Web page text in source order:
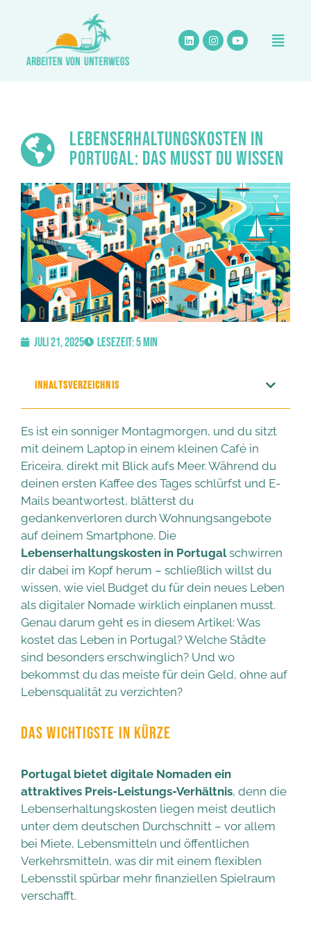
springen
LEBENSERHALTUNGSKOSTEN IN
PORTUGAL: DAS MUSST DU WISSEN
Juli 21, 2025 Lesezeit: 5 Min
INHALTSVERZEICHNIS
Es ist ein sonniger Montagmorgen, und du sitzt
mit deinem Laptop in einem kleinen Café in
Ericeira, direkt mit Blick aufs Meer. Während du
deinen ersten Kaffee des Tages schlürfst und E-
Mails beantwortest, blätterst du
gedankenverloren durch Wohnungsangebote
auf deinem Smartphone. Die
Lebenserhaltungskosten in Portugalschwirren
dir dabei im Kopf herum – schließlich willst du
wissen, wie viel Budget du für dein neues Leben
als digitaler Nomade wirklich einplanen musst.
Genau darum geht es in diesem Artikel: Was
kostet das Leben in Portugal? Welche Städte
sind besonders erschwinglich? Und wo
bekommst du das meiste für dein Geld, ohne auf
Lebensqualität zu verzichten?
DAS WICHTIGSTE IN KÜRZE
Portugal bietet digitale Nomaden ein
attraktives Preis-Leistungs-Verhältnis, denn die
Lebenserhaltungskosten liegen meist deutlich
unter dem deutschen Durchschnitt – vor allem
bei Miete, Lebensmitteln und öffentlichen
Verkehrsmitteln, was dir mit einem flexiblen
Lebensstil spürbar mehr finanziellen Spielraum
verschafft.